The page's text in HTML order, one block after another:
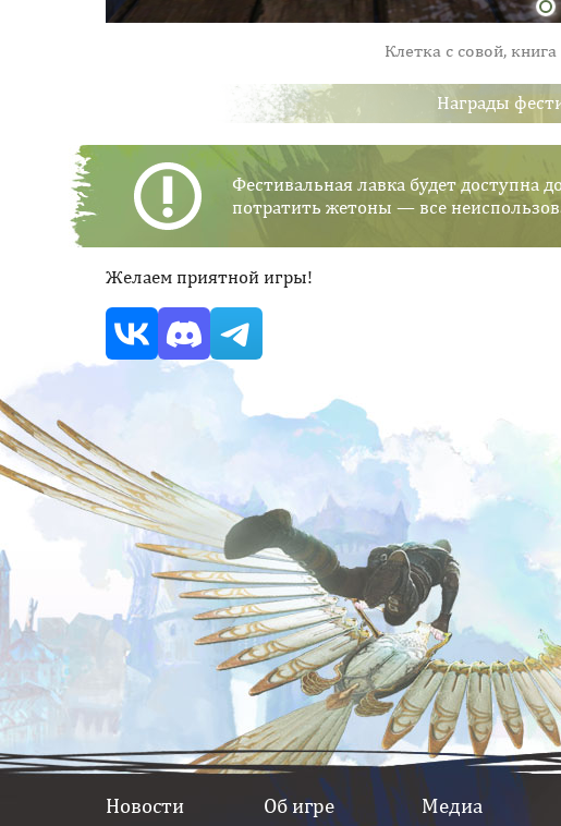
Клетка с совой,
Награды
Фестивальная лавка будет доступна
потратить жетоны — все
Желаем приятной игры!
Новости Об игре Медиа